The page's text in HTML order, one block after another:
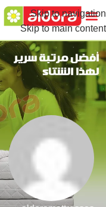
Skip to navigation
Skip to main content